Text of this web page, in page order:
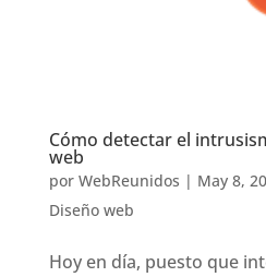
Cómo detectar el
web
por WebReunidos | May 8,
Diseño web
Hoy en día, puesto que